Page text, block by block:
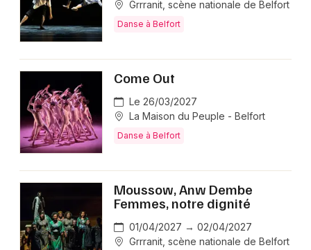
Artistes en tournée
Actus à Belfort
Magazine à Belfort
90 - Territoire de Belfort
Choisir mes départements
Grrranit, scène nationale de Belfort
Danse à Belfort
Come Out
Le 26/03/2027
La Maison du Peuple - Belfort
Danse à Belfort
Moussow, Anw Dembe
Femmes, notre dignité
01/04/2027 → 02/04/2027
Grrranit, scène nationale de Belfort